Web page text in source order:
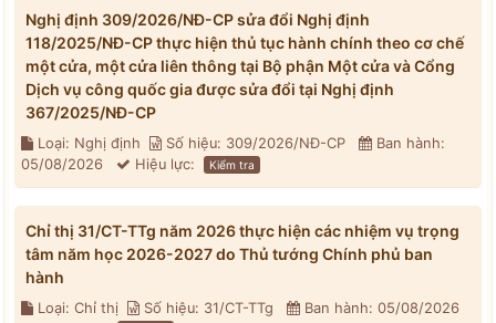
Nghị định 309/2026/NĐ-CP sửa đổi Nghị định
118/2025/NĐ-CP thực hiện thủ tục hành chính theo cơ chế
một cửa, một cửa liên thông tại Bộ phận Một cửa và Cổng
Dịch vụ công quốc gia được sửa đổi tại Nghị định
367/2025/NĐ-CP
Loại: Nghị định Số hiệu: 309/2026/NĐ-CP
Ban hành:
05/08/2026
Hiệu lực: Kiểm tra
Chỉ thị 31/CT-TTg năm 2026 thực hiện các nhiệm vụ trọng
tâm năm học 2026-2027 do Thủ tướng Chính phủ ban
hành
Loại: Chỉ thị Số hiệu: 31/CT-TTg
Ban hành: 05/08/2026